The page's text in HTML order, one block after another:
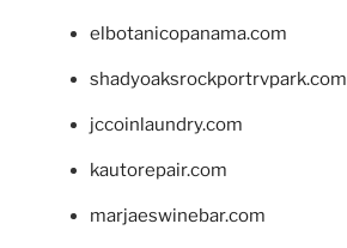
elbotanicopanama.com
shadyoaksrockportrvpark.com
jccoinlaundry.com
kautorepair.com
marjaeswinebar.com